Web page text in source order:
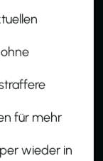
für mehr
wieder in